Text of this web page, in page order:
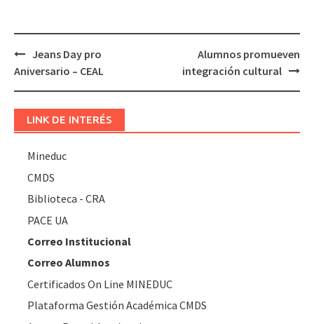
Navegación
de
Jeans Day pro
Aniversario – CEAL
Alumnos promueven
integración cultural
LINK DE INTERÉS
Mineduc
CMDS
Biblioteca - CRA
PACE UA
Correo Institucional
Correo Alumnos
Certificados On Line MINEDUC
Plataforma Gestión Académica CMDS